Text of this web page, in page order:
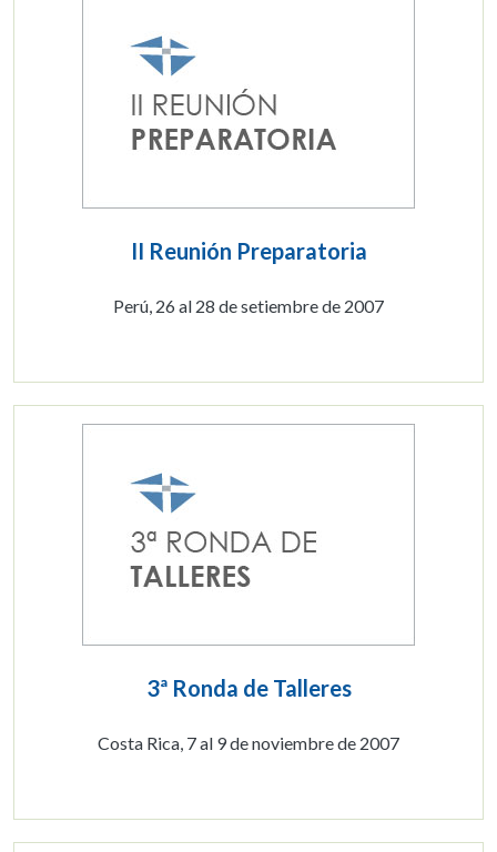
II Reunión Preparatoria
Perú, 26 al 28 de setiembre de 2007
3ª Ronda de Talleres
Costa Rica, 7 al 9 de noviembre de 2007